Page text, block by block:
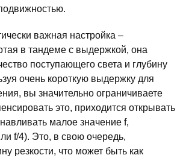
важная настройка –
в тандеме с выдержкой, она
поступающего света и глубину
очень короткую выдержку для
вы значительно ограничиваете
это, приходится открывать
малое значение f,
f/4). Это, в свою очередь,
резкости, что может быть как